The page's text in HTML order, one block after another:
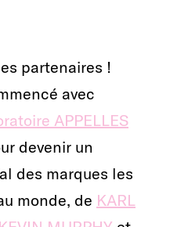
partenaires !
avec
APPELLES
devenir un
des marques les
monde, de KARL